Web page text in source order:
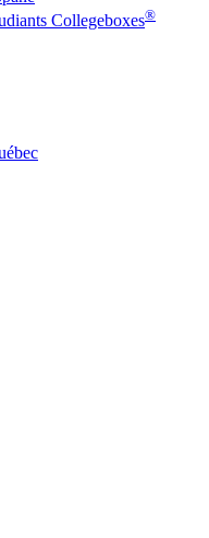
Collegeboxes®